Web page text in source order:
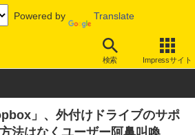
Powered by Translate
検索 Impressサイト
ス/ソフト サービス クラウド
」、外付けドライブのサポ
法はなくユーザー阿鼻叫喚